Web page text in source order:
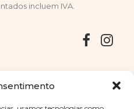
incluem IVA.